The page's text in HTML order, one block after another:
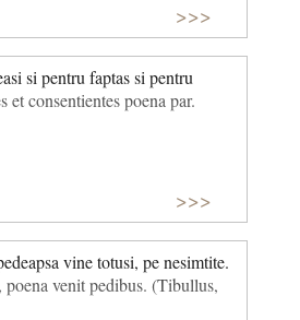
>>>
si pentru faptas si pentru
et consentientes poena par.
>>>
vine totusi, pe nesimtite.
poena venit pedibus. (Tibullus,